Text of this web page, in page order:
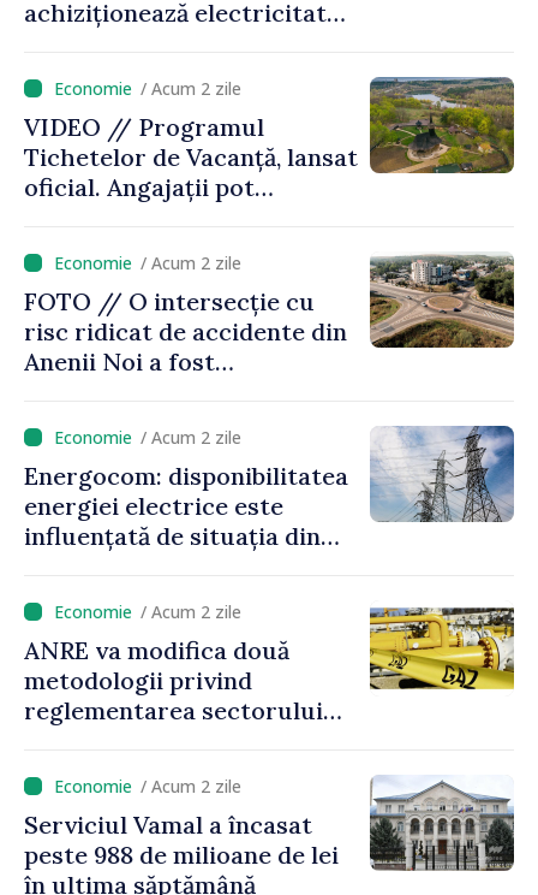
achiziționează electricitate
furnizorului de energie din
Republica Moldova
/ Acum 2 zile
VIDEO // Programul
Tichetelor de Vacanță, lansat
oficial. Angajații pot
la 8700 de lei pentru vacanțe
în Republica Moldova
/ Acum 2 zile
FOTO // O intersecție cu
risc ridicat de accidente din
Anenii Noi a fost
/ Acum 2 zile
Energocom: disponibilitatea
energiei electrice este
influențată de situația din
/ Acum 2 zile
ANRE va modifica două
metodologii privind
reglementarea sectorului
/ Acum 2 zile
Serviciul Vamal a încasat
peste 988 de milioane de lei
în ultima săptămână